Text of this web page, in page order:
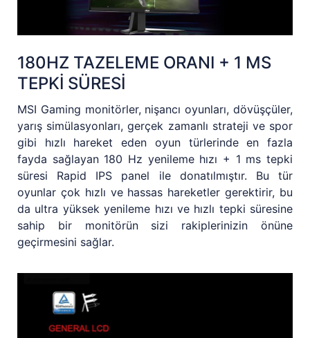
180HZ TAZELEME ORANI + 1 MS
TEPKİ SÜRESİ
MSI Gaming monitörler, nişancı oyunları, dövüşçüler,
yarış simülasyonları, gerçek zamanlı strateji ve spor
gibi hızlı hareket eden oyun türlerinde en fazla
fayda sağlayan 180 Hz yenileme hızı + 1 ms tepki
süresi Rapid IPS panel ile donatılmıştır. Bu tür
oyunlar çok hızlı ve hassas hareketler gerektirir, bu
da ultra yüksek yenileme hızı ve hızlı tepki süresine
sahip bir monitörün sizi rakiplerinizin önüne
geçirmesini sağlar.